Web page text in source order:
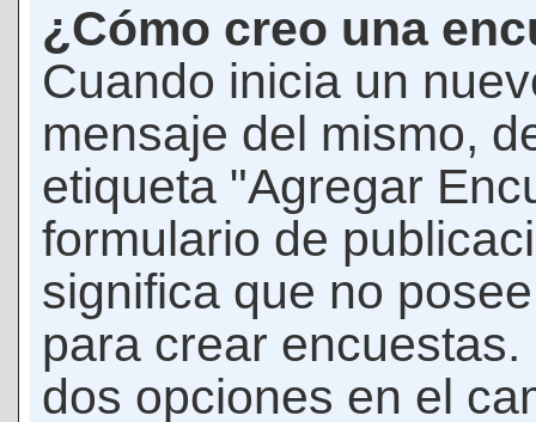
¿Cómo creo una
Cuando inicia un
mensaje del mismo,
etiqueta "Agregar
formulario de
significa que no
para crear
dos opciones en el